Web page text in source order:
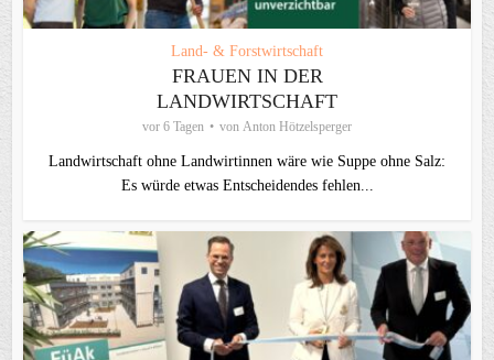
Land- & Forstwirtschaft
FRAUEN IN DER
LANDWIRTSCHAFT
vor 6 Tagen von Anton Hötzelsperger
Landwirtschaft ohne Landwirtinnen wäre wie Suppe ohne Salz:
Es würde etwas Entscheidendes fehlen...